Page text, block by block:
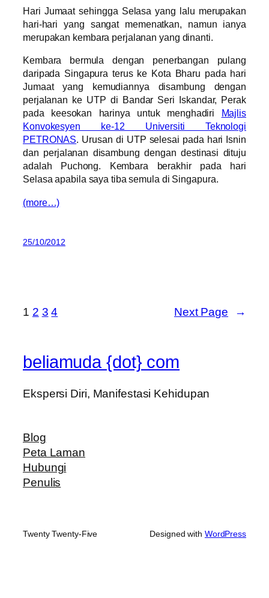
Hari Jumaat sehingga Selasa yang lalu merupakan
hari-hari yang sangat memenatkan, namun ianya
merupakan kembara perjalanan yang dinanti.
Kembara bermula dengan penerbangan pulang
daripada Singapura terus ke Kota Bharu pada hari
Jumaat yang kemudiannya disambung dengan
perjalanan ke UTP di Bandar Seri Iskandar, Perak
pada keesokan harinya untuk menghadiri Majlis
Konvokesyen ke-12 Universiti Teknologi
PETRONAS. Urusan di UTP selesai pada hari Isnin
dan perjalanan disambung dengan destinasi dituju
adalah Puchong. Kembara berakhir pada hari
Selasa apabila saya tiba semula di Singapura.
(more…)
25/10/2012
1 2 3 4 Next Page →
beliamuda {dot} com
Ekspersi Diri, Manifestasi Kehidupan
Blog
Peta Laman
Hubungi
Penulis
Twenty Twenty-Five Designed with WordPress